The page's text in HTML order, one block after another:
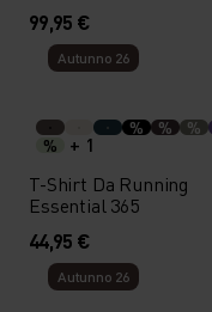
99,95 €
Autunno 26
% % %
%
+ 1
T-Shirt Da Running
Essential 365
44,95 €
Autunno 26